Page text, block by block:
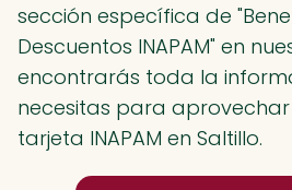
sección específica de
Descuentos INAPAM" en
encontrarás toda la
necesitas para
tarjeta INAPAM en Saltillo.